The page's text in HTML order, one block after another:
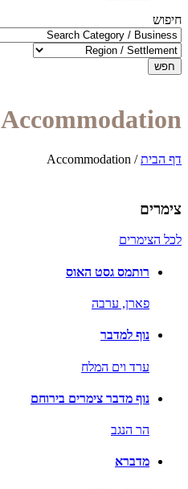
חיפוש
חפש
Accommodation
דף הבית/
Accommodation
צימרים
לכל הצימרים
רותמס גסט האוס
פארן, ערבה
נוף למדבר
ערד וים המלח
נוף מדבר צימרים בירוחם
הר הנגב
מדברא